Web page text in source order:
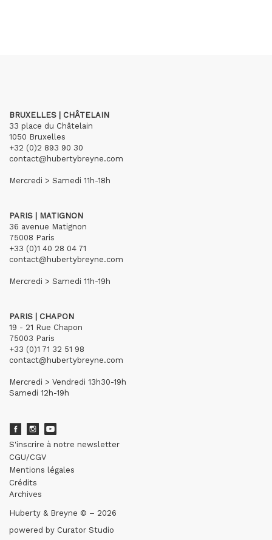
BRUXELLES | CHÂTELAIN
33 place du Châtelain
1050 Bruxelles
+32 (0)2 893 90 30
contact@hubertybreyne.com
Mercredi > Samedi 11h-18h
PARIS | MATIGNON
36 avenue Matignon
75008 Paris
+33 (0)1 40 28 04 71
contact@hubertybreyne.com
Mercredi > Samedi 11h-19h
PARIS | CHAPON
19 - 21 Rue Chapon
75003 Paris
+33 (0)1 71 32 51 98
contact@hubertybreyne.com
Mercredi > Vendredi 13h30-19h
Samedi 12h-19h
S'inscrire à notre newsletter
CGU/CGV
Mentions légales
Crédits
Archives
Huberty & Breyne © – 2026
powered by Curator Studio